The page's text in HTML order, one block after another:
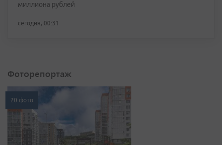
миллиона рублей
сегодня, 00:31
Фоторепортаж
20 фото